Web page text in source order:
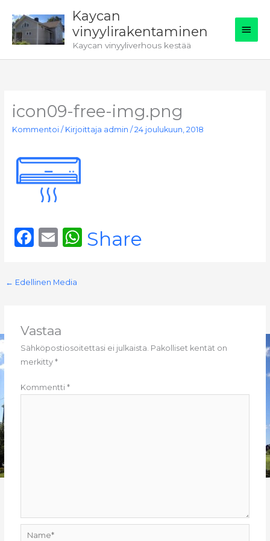
sisältöön
Kaycan
vinyylirakentaminen
Kaycan vinyyliverhous kestää
icon09-free-img.png
Kommentoi / Kirjoittaja admin / 24 joulukuun, 2018
F
c
o
o
k
E
ai
W
p
Share
← Edellinen Media
Vastaa
Sähköpostiosoitettasi ei julkaista. Pakolliset kentät on
merkitty*
Kommentti*
Name*